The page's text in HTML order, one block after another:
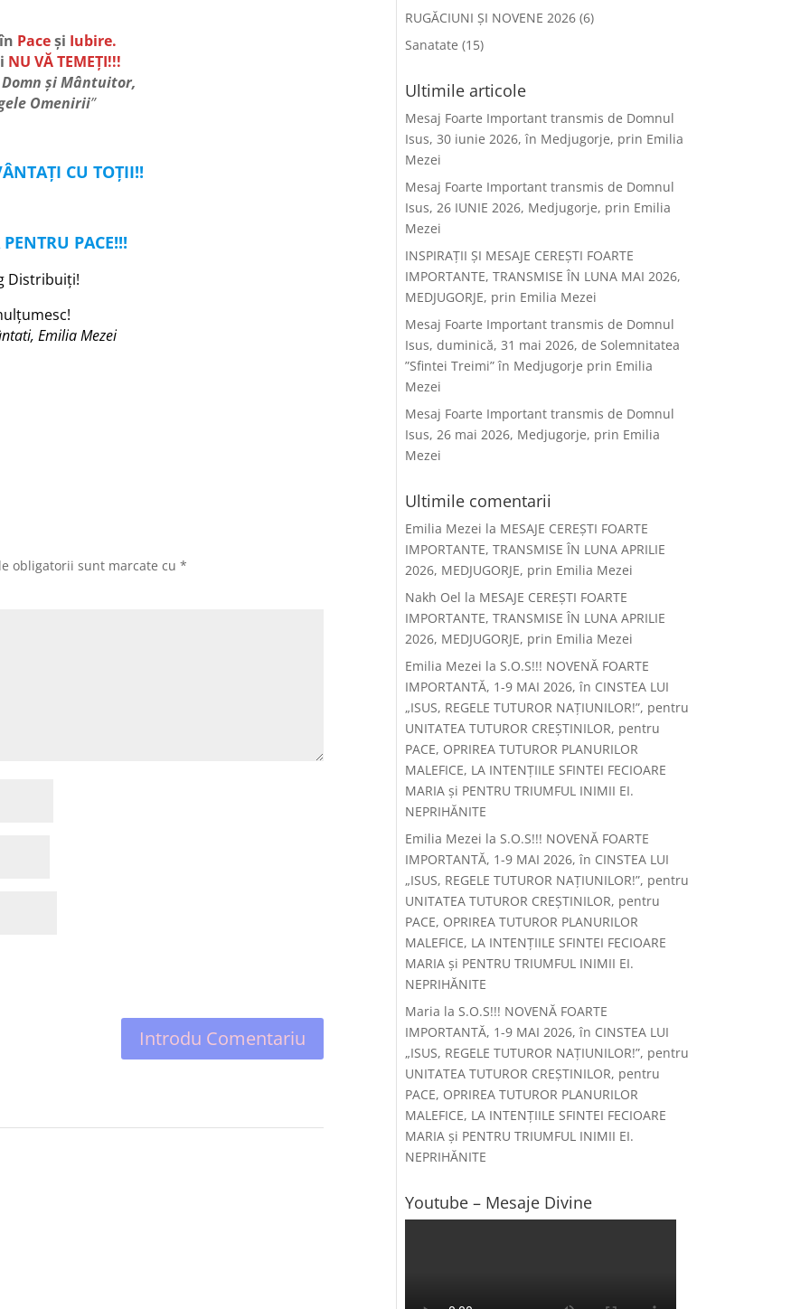
Paceși Iubire.
NU VĂ TEMEȚI!!!
și Mântuitor,
Omenirii”
CU TOȚII!!
PACE!!!
Distribuiți!
Emilia Mezei
obligatorii sunt marcate cu*
RUGĂCIUNI ȘI NOVENE 2026(6)
Sanatate (15)
Ultimile articole
Mesaj Foarte Important transmis de Domnul
Isus, 30 iunie 2026, în Medjugorje, prin Emilia
Mezei
Mesaj Foarte Important transmis de Domnul
Isus, 26 IUNIE 2026, Medjugorje, prin Emilia
Mezei
INSPIRAȚII ȘI MESAJE CEREȘTI FOARTE
IMPORTANTE, TRANSMISE ÎN LUNA MAI 2026,
MEDJUGORJE, prin Emilia Mezei
Mesaj Foarte Important transmis de Domnul
Isus, duminică, 31 mai 2026, de Solemnitatea
”Sfintei Treimi” în Medjugorje prin Emilia
Mezei
Mesaj Foarte Important transmis de Domnul
Isus, 26 mai 2026, Medjugorje, prin Emilia
Mezei
Ultimile comentarii
Emilia Mezei la MESAJE CEREȘTI FOARTE
IMPORTANTE, TRANSMISE ÎN LUNA APRILIE
2026, MEDJUGORJE, prin Emilia Mezei
Nakh Oel la MESAJE CEREȘTI FOARTE
IMPORTANTE, TRANSMISE ÎN LUNA APRILIE
2026, MEDJUGORJE, prin Emilia Mezei
Emilia Mezei la S.O.S!!! NOVENĂ FOARTE
IMPORTANTĂ, 1-9 MAI 2026, în CINSTEA LUI
„ISUS, REGELE TUTUROR NAȚIUNILOR!”, pentru
UNITATEA TUTUROR CREȘTINILOR, pentru
PACE, OPRIREA TUTUROR PLANURILOR
MALEFICE, LA INTENȚIILE SFINTEI FECIOARE
MARIA și PENTRU TRIUMFUL INIMII EI.
NEPRIHĂNITE
Emilia Mezei la S.O.S!!! NOVENĂ FOARTE
IMPORTANTĂ, 1-9 MAI 2026, în CINSTEA LUI
„ISUS, REGELE TUTUROR NAȚIUNILOR!”, pentru
UNITATEA TUTUROR CREȘTINILOR, pentru
PACE, OPRIREA TUTUROR PLANURILOR
MALEFICE, LA INTENȚIILE SFINTEI FECIOARE
MARIA și PENTRU TRIUMFUL INIMII EI.
NEPRIHĂNITE
Maria la S.O.S!!! NOVENĂ FOARTE
IMPORTANTĂ, 1-9 MAI 2026, în CINSTEA LUI
„ISUS, REGELE TUTUROR NAȚIUNILOR!”, pentru
UNITATEA TUTUROR CREȘTINILOR, pentru
PACE, OPRIREA TUTUROR PLANURILOR
MALEFICE, LA INTENȚIILE SFINTEI FECIOARE
MARIA și PENTRU TRIUMFUL INIMII EI.
NEPRIHĂNITE
Youtube – Mesaje Divine